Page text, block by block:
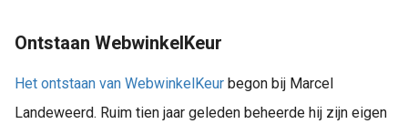
Ontstaan WebwinkelKeur
Het ontstaan van WebwinkelKeur begon bij Marcel
Landeweerd. Ruim tien jaar geleden beheerde hij zijn eigen